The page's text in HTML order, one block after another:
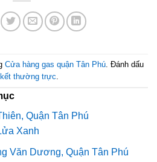
Cửa hàng gas quận Tân Phú . Đánh dấu
thường trực
Quận Tân Phú
Xanh
Văn Dương, Quận Tân Phú